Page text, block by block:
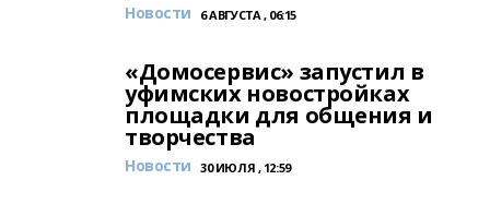
Новости 6 АВГУСТА , 06:15
«Домосервис» запустил в
уфимских новостройках
площадки для общения и
творчества
Новости 30 ИЮЛЯ , 12:59